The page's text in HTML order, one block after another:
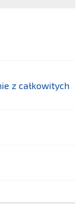
z całkowitych